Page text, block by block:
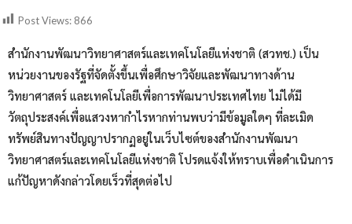
Post Views: 866
สำนักงานพัฒนาวิทยาศาสตร์และเทคโนโลยีแห่งชาติ (สวทช.) เป็น
หน่วยงานของรัฐที่จัดตั้งขึ้นเพื่อศึกษาวิจัยและพัฒนาทางด้าน
วิทยาศาสตร์ และเทคโนโลยีเพื่อการพัฒนาประเทศไทย ไม่ได้มี
วัตถุประสงค์เพื่อแสวงหากำไรหากท่านพบว่ามีข้อมูลใดๆ ที่ละเมิด
ทรัพย์สินทางปัญญาปรากฏอยู่ในเว็บไซต์ของสำนักงานพัฒนา
วิทยาศาสตร์และเทคโนโลยีแห่งชาติ โปรดแจ้งให้ทราบเพื่อดำเนินการ
แก้ปัญหาดังกล่าวโดยเร็วที่สุดต่อไป